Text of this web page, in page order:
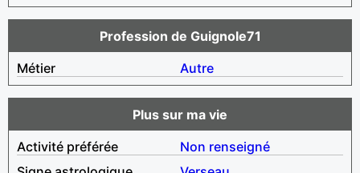
Profession de Guignole71
Métier
Autre
Plus sur ma vie
Activité préférée
Non renseigné